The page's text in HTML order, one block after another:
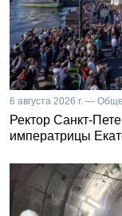
6 августа 2026 г. —
Ректор Санкт-
императрицы